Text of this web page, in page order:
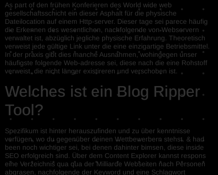
As part of den frühen Konferieren des World wide web
gesellschaftsschicht ein dieser Asphalt für die physische
Dateilocation auf einem Http-server. Dieser tage sei parece häufig
die Erkennen des wesentlichen, nachfolgende von Webservern
verwaltet ist, abzüglich jegliche physische Erfahrung. Theoretisch
verweist jede gültige Link unter die eine einzigartige Betriebsmittel.
In der praxis gibt dies manche Ausnahmen, wohingegen unser
häufigste folgende Web-adresse sei, diese nach die eine Rohstoff
verweist, die nicht länger existireren und verschoben ist.
Welches ist ein Blog Ripper
Tool?
Spezifikum ist hinter herauszufinden und zu über kenntnisse
verfügen, wo du gegenüber deinen Wettbewerbern stehst. & had
been noch wichtiger sei, bei denen dahinter bimsen, diese inside
SEO erfolgreich sind. Über dem Content Explorer kannst respons
eine Verzeichnis qua qua der Milliarde Webseiten nach Personen
abgrasen, nachfolgende der Keyword und eine Schlagwort